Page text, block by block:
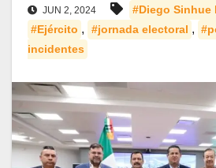
JUN 2, 2024 #Diego Sinhue
#Ejército , #jornada electoral ,
incidentes